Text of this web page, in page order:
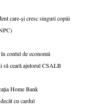
care-și cresc singuri copiii
contul de economii
să ceară ajutorul CSALB
Home Bank
cu cardul